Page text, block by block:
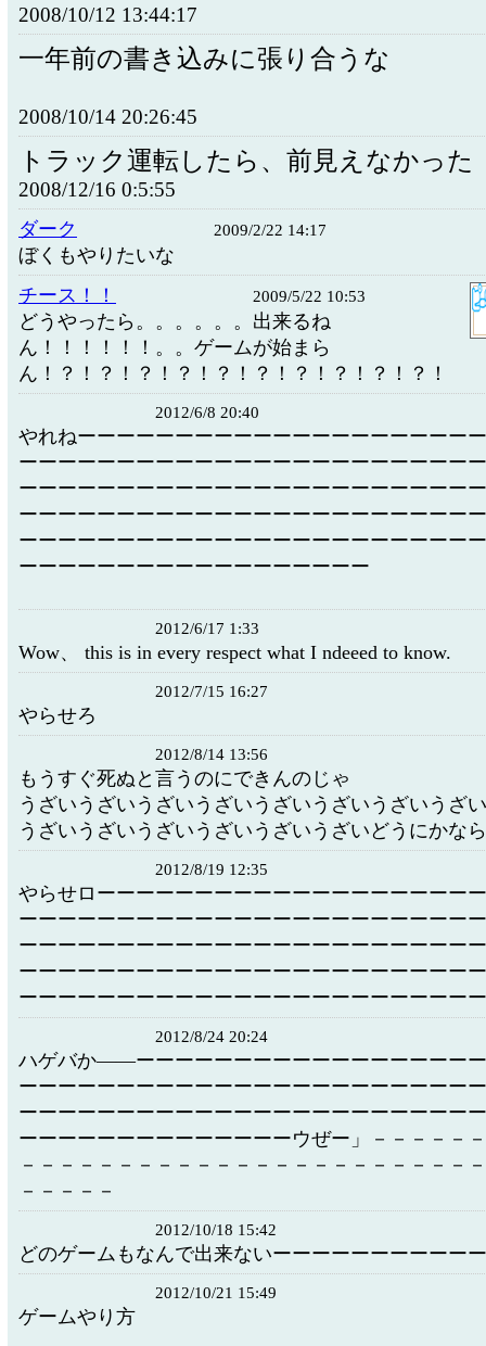
2008/10/12 13:44:17
一年前の書き込みに張り合うな
2008/10/14 20:26:45
トラック運転したら、前見えなかっ
2008/12/16 0:5:55
ダーク 2009/2/22 14:17
ぼくもやりたいな
チース！！
2009/5/22 10:53
どうやったら。。。。。。出来るね
ん！！！！！！。。ゲームが始まら
ん！？！？！？！？！？！？！？！？！？！？！
2012/6/8 20:40
やれねーーーーーーーーーーーーーーーーーーーー
ーーーーーーーーーーーーーーーーーーーーーーー
ーーーーーーーーーーーーーーーーーーーーーーー
ーーーーーーーーーーーーーーーーーーーーーーー
ーーーーーーーーーーーーーーーーーーーーーーー
ーーーーーーーーーーーーーーーーーー
2012/6/17 1:33
Wow、 this is in every respect what I ndeeed to know.
2012/7/15 16:27
やらせろ
2012/8/14 13:56
もうすぐ死ぬと言うのにできんのじゃ
うざいうざいうざいうざいうざいうざいうざいうざ
うざいうざいうざいうざいうざいうざいどうにかな
2012/8/19 12:35
やらせローーーーーーーーーーーーーーーーーーー
ーーーーーーーーーーーーーーーーーーーーーーー
ーーーーーーーーーーーーーーーーーーーーーーー
ーーーーーーーーーーーーーーーーーーーーーーー
ーーーーーーーーーーーーーーーーーーーーーーー
2012/8/24 20:24
ハゲバか――ーーーーーーーーーーーーーーーーー
ーーーーーーーーーーーーーーーーーーーーーーー
ーーーーーーーーーーーーーーーーーーーーーーー
ーーーーーーーーーーーーーーウぜー」－－－－－
－－－－－－－－－－－－－－－－－－－－－－－
－－－－－
2012/10/18 15:42
どのゲームもなんで出来ないーーーーーーーーーー
2012/10/21 15:49
ゲームやり方